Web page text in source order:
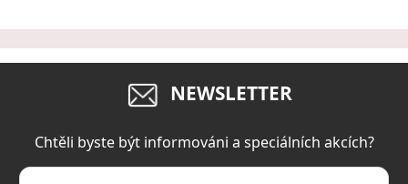
NEWSLETTER
Chtěli byste být informováni a speciálních akcích?